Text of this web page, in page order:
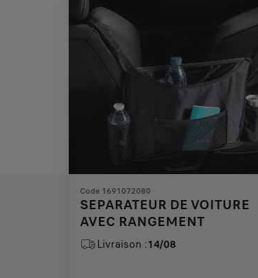
Code 1691072080
SEPARATEUR DE VOITURE
AVEC RANGEMENT
Livraison :14/08